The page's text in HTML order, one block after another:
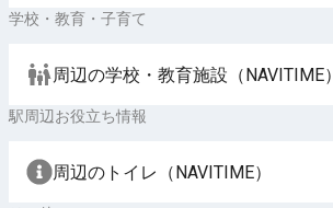
学校・教育・子育て
周辺の学校・教育施設（NAVITIME）
駅周辺お役立ち情報
周辺のトイレ（NAVITIME）